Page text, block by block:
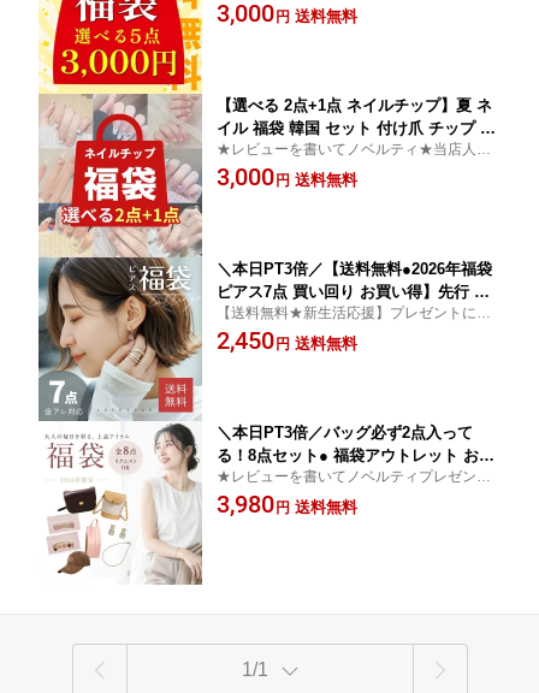
国 ピアス イヤリング 結婚式 お呼ばれ
あり5点選べるお得セット【選べる福袋対象
商品 5点とこちらのチケットを同時に購入
3,000 円 送料無料
【選べる 2点+1点 ネイルチップ】夏 ネ
イル 福袋 韓国 セット 付け爪 チップ 人
気 ピンク ブルー 水色 黒 白 春 冬 大人
可愛い さくら 桜 花柄 フラワー リボン
★レビューを書いてノベルティ★当店人気
商品を1つにまとめちゃいました！売り切れ
次第終了です！成人式 前撮り 夏休み 旅行
3,000 円 送料無料
＼本日PT3倍／【送料無料●2026年福袋
ピアス7点 買い回り お買い得】先行 予
約 レディース アクセサリー ピアスがた
っぷり7点入り 訳あり アウトレット シ
【送料無料★新生活応援】プレゼントにも
ぴったりなお得なピアス福袋 大人カジュア
ル 売れ残り セール お試し お得 おしゃれ 大
2,450 円 送料無料
＼本日PT3倍／バッグ必ず2点入って
る！8点セット● 福袋アウトレット お呼
ばれ シンプル ママバッグ 婦人バッグ
訳アリ ワケアリ ワケ有り わけあり わ
★レビューを書いてノベルティプレゼント
★【超お得にGETしちゃおう】2026年限定
の福袋です。送料無料。
3,980 円 送料無料
1/1